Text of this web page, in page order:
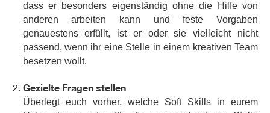
dass er besonders eigenständig ohne die Hilfe von
anderen arbeiten kann und feste Vorgaben
genauestens erfüllt, ist er oder sie vielleicht nicht
passend, wenn ihr eine Stelle in einem kreativen Team
besetzen wollt.
Gezielte Fragen stellen
Überlegt euch vorher, welche Soft Skills in eurem